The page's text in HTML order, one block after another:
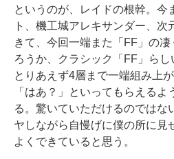
というのが、レイドの根幹。今
ト、機工城アレキサンダー、次
きて、今回一端また「FF」の
ろうか、クラシック「FF」らし
とりあえず4層まで一端組み上
「はあ？」といってもらえる
る。驚いていただけるのではな
ヤしながら自慢げに僕の所に見
よくできていると思う。